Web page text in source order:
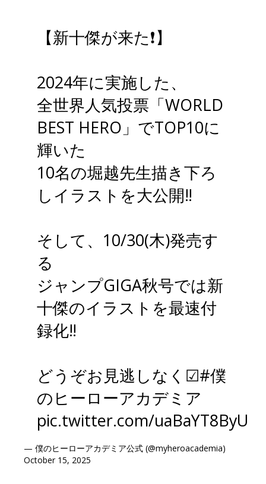
investigadores del cómic
británico, algo que se logró
gracias a la ayuda de David
Lloyd, co-creador de la
emblemática "V for Vendetta".
De hecho, el reportaje que
acompañará este integral se
armó a partir de la conversación
que la editorial tuvo con Roach.
"Adoro el arte de Del Castillo.
En su mejor momento, en los
años 60', realmente creo que
fue uno de los mejores
artistas del mundo
Comic Art".
Hoy, el integral de "Los Tres
Mosqueteros" de Arturo del
Castillo finalmente se publicará
【新十傑が来た❗】
2024年に実施した、
全世界人気投票「WORLD
BEST HERO」でTOP10に
輝いた
10名の堀越先生描き下ろ
しイラストを大公開‼
そして、10/30(木)発売す
る
ジャンプGIGA秋号では新
十傑のイラストを最速付
録化‼
どうぞお見逃しなく☑#僕
のヒーローアカデミア
pic.twitter.com/uaBaYT8ByU
— 僕のヒーローアカデミア公式 (@myheroacademia)
October 15, 2025